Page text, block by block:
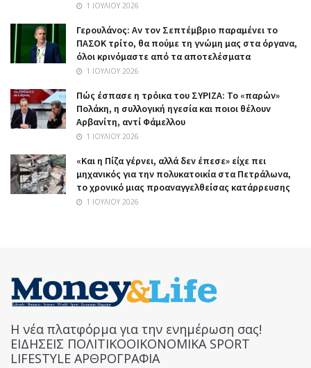
1 ΙΟΥΛΊΟΥ 2026
Γερουλάνος: Αν τον Σεπτέμβριο παραμένει το
ΠΑΣΟΚ τρίτο, θα πούμε τη γνώμη μας στα όργανα,
όλοι κρινόμαστε από τα αποτελέσματα
1 ΙΟΥΛΊΟΥ 2026
Πώς έσπασε η τρόικα του ΣΥΡΙΖΑ: Το «παρών»
Πολάκη, η συλλογική ηγεσία και ποιοι θέλουν
Αρβανίτη, αντί Φάμελλου
1 ΙΟΥΛΊΟΥ 2026
«Και η Πίζα γέρνει, αλλά δεν έπεσε» είχε πει
μηχανικός για την πολυκατοικία στα Πετράλωνα,
το χρονικό μιας προαναγγελθείσας κατάρρευσης
1 ΙΟΥΛΊΟΥ 2026
Η νέα πλατφόρμα για την ενημέρωση σας!
ΕΙΔΗΣΕΙΣ ΠΟΛΙΤΙΚΟΟΙΚΟΝΟΜΙΚΑ SPORT
LIFESTYLE ΑΡΘΡΟΓΡΑΦΙΑ